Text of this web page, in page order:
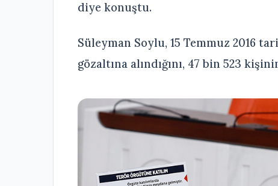
diye konuştu.
Süleyman Soylu, 15 Temmuz 2016
gözaltına alındığını, 47 bin 523